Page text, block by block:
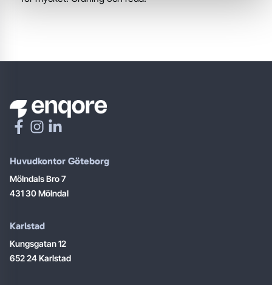
Huvudkontor Göteborg
Mölndals Bro 7
431 30 Mölndal
Karlstad
Kungsgatan 12
652 24 Karlstad